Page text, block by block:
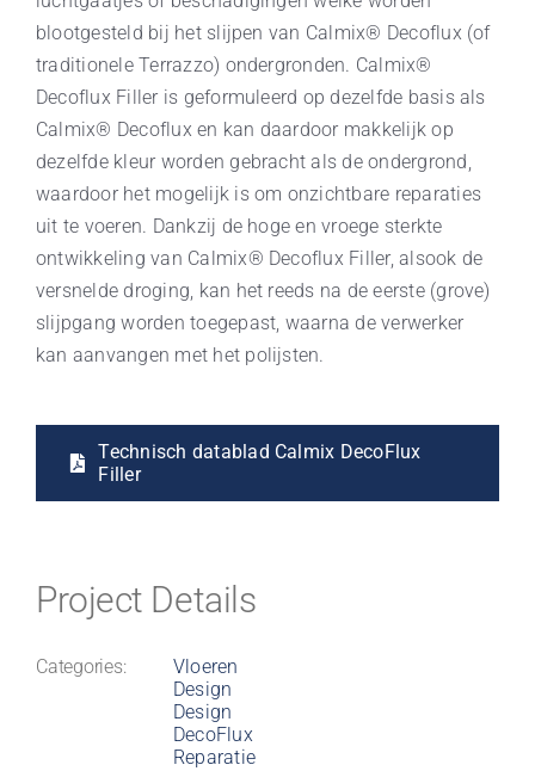
blootgesteld bij het slijpen van Calmix® Decoflux (of
traditionele Terrazzo) ondergronden. Calmix®
Decoflux Filler is geformuleerd op dezelfde basis als
Calmix® Decoflux en kan daardoor makkelijk op
dezelfde kleur worden gebracht als de ondergrond,
waardoor het mogelijk is om onzichtbare reparaties
uit te voeren. Dankzij de hoge en vroege sterkte
ontwikkeling van Calmix® Decoflux Filler, alsook de
versnelde droging, kan het reeds na de eerste (grove)
slijpgang worden toegepast, waarna de verwerker
kan aanvangen met het polijsten.
Technisch datablad Calmix DecoFlux
Filler
Project Details
Categories:
Vloeren
Design
Design
DecoFlux
Reparatie